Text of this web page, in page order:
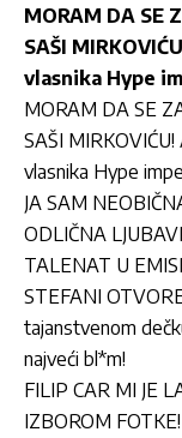
MORAM DA SE
SAŠI
vlasnika Hype
MORAM DA SE
SAŠI
vlasnika Hype
JA SAM
ODLIČNA
TALENAT U
STEFANI
tajanstvenom
najveći bl*m!
FILIP CAR MI JE
IZBOROM